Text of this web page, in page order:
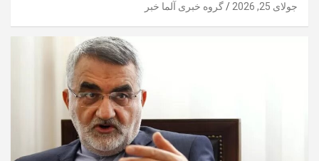
جولای 25, 2026 گروه خبری آلما خبر